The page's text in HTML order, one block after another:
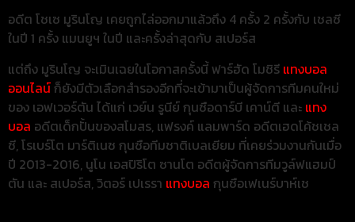
อดีต โชเซ มูรินโญ เคยถูกไล่ออกมาแล้วถึง 4 ครั้ง 2 ครั้งกับ เชลซี
ในปี 1 ครั้ง แมนยูฯ ในปี และครั้งล่าสุดกับ สเปอร์ส
แต่ถึง มูรินโญ จะเมินเฉยในโอกาสครั้งนี้ ฟาร์ฮัด โมชิรี แทงบอล
ออนไลน์ก็ยังมีตัวเลือกสำรองอีกที่จะเข้ามาเป็นผู้จัดการทีมคนใหม่
ของ เอฟเวอร์ตัน ได้แก่ เวย์น รูนีย์ กุนซือดาร์บี เคาน์ตี และ แทง
บอล อดีตเด็กปั้นของสโมสร, แฟรงค์ แลมพาร์ด อดีตเฮดโค้ชเชล
ซี, โรเบร์โต มาร์ติเนซ กุนซือทีมชาติเบลเยียม ที่เคยร่วมงานกันเมื่อ
ปี 2013-2016, นูโน เอสปิริโต ซานโต อดีตผู้จัดการทีมวูล์ฟแฮมป์
ตัน และ สเปอร์ส, วิตอร์ เปเรรา แทงบอล กุนซือเฟเนร์บาห์เช